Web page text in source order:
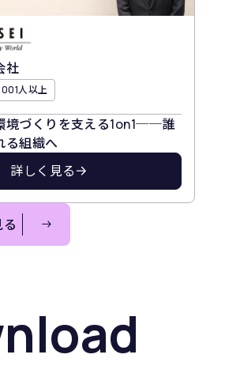
社
人以上
境づくりを支える1on1──誰
る組織へ
詳しく見る